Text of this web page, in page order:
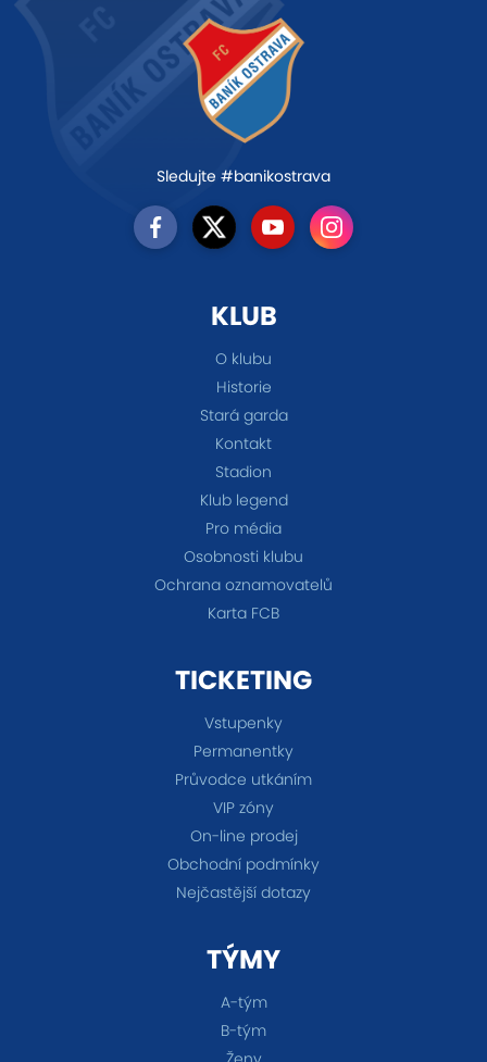
Sledujte #banikostrava
KLUB
O klubu
Historie
Stará garda
Kontakt
Stadion
Klub legend
Pro média
Osobnosti klubu
Ochrana oznamovatelů
Karta FCB
TICKETING
Vstupenky
Permanentky
Průvodce utkáním
VIP zóny
On-line prodej
Obchodní podmínky
Nejčastější dotazy
TÝMY
A-tým
B-tým